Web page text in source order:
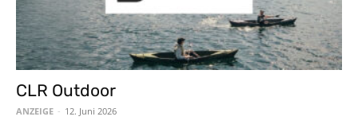
CLR Outdoor
ANZEIGE - 12. Juni 2026